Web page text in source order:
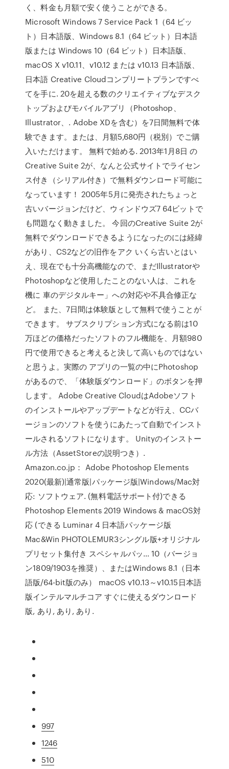
く、料金も月額で安く使うことができる。
Microsoft Windows 7 Service Pack 1（64 ビッ
ト）日本語版、Windows 8.1（64 ビット）日本語
版または Windows 10（64 ビット）日本語版、
macOS X v10.11、v10.12 または v10.13 日本語版、
日本語 Creative Cloudコンプリートプランですべ
てを手に. 20を超える数のクリエイティブなデスク
トップおよびモバイルアプリ（Photoshop、
Illustrator、. Adobe XDを含む）を7日間無料で体
験できます。または、月額5,680円（税別）でご購
入いただけます。 無料で始める. 2013年1月8日 の
Creative Suite 2が、なんと公式サイトでライセン
ス付き（シリアル付き）で無料ダウンロード可能に
なっています！ 2005年5月に発売されたちょっと
古いバージョンだけど、ウィンドウズ7 64ビットで
も問題なく動きました。 今回のCreative Suite 2が
無料でダウンロードできるようになったのには経緯
があり、CS2などの旧作をアク いくら古いとはい
え、現在でも十分高機能なので、まだIllustratorや
Photoshopなど使用したことのない人は、これを
機に 車のデジタルキー」への対応や不具合修正な
ど。 また、7日間は体験版として無料で使うことが
できます。 サブスクリプション方式になる前は10
万ほどの価格だったソフトのフル機能を、月額980
円で使用できると考えると決して高いものではない
と思うよ。実際の アプリの一覧の中にPhotoshop
があるので、「体験版ダウンロード」のボタンを押
します。 Adobe Creative CloudはAdobeソフト
のインストールやアップデートなどが行え、CCバ
ージョンのソフトを使うにあたって自動でインスト
ールされるソフトになります。 Unityのインストー
ル方法（AssetStoreの説明つき）.
Amazon.co.jp： Adobe Photoshop Elements
2020(最新)|通常版|パッケージ版|Windows/Mac対
応: ソフトウェア. (無料電話サポート付)できる
Photoshop Elements 2019 Windows & macOS対
応 (できる Luminar 4 日本語パッケージ版
Mac&Win PHOTOLEMUR3シングル版+オリジナル
プリセット集付き スペシャルパッ… 10（バージョ
ン1809/1903を推奨）、またはWindows 8.1（日本
語版/64-bit版のみ） macOS v10.13～v10.15日本語
版インテルマルチコア すぐに使えるダウンロード
版, あり, あり, あり.
997
1246
510